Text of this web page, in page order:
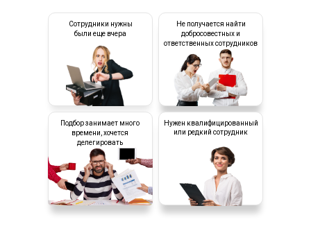
Сотрудники нужны
были еще вчера
Не получается найти
добросовестных и
ответственных сотрудников
Подбор занимает много
времени, хочется
делегировать
Нужен квалифицированный
или редкий сотрудник
Какие вопросы нам часто
задают?